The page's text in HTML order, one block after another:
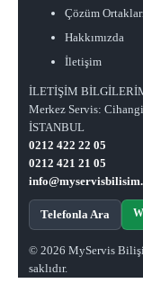
Çözüm
Hakkımızda
İletişim
İLETİŞİM
Merkez Servis:
İSTANBUL
0212 422 22 05
0212 421 21 05
Telefonla Ara
© 2026 MyServis
saklıdır.